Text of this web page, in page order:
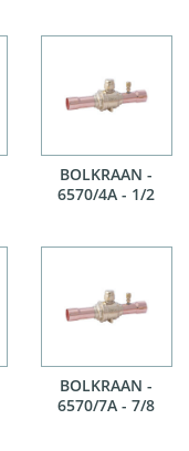
BOLKRAAN -
6570/4A - 1/2
BOLKRAAN -
6570/7A - 7/8